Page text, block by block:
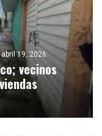
abril 19, 2026
vecinos